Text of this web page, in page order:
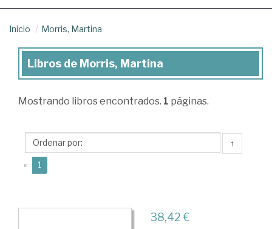
Inicio Morris, Martina
Libros
Morris,
Libros de Morris, Martina
Mostrando libros encontrados. 1 páginas.
↑
« 1
38,42 €